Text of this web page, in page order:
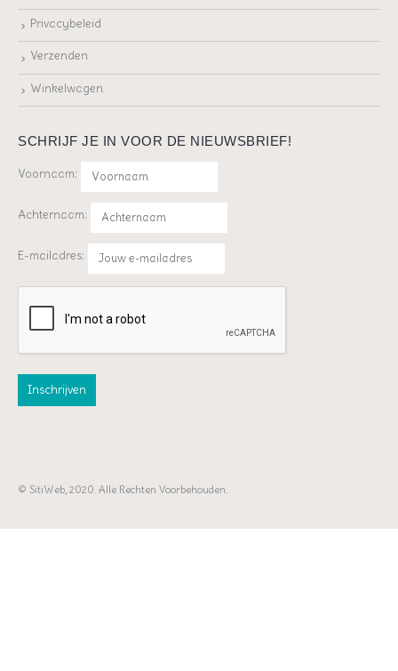
Privacybeleid
Verzenden
Winkelwagen
SCHRIJF JE IN VOOR DE NIEUWSBRIEF!
Voornaam:
Achternaam:
E-mailadres:
© SitiWeb, 2020. Alle Rechten Voorbehouden.